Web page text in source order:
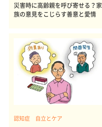
災害時に高齢親を呼び寄せる？家
族の意見をこじらす善意と愛情
認知症 自立とケア